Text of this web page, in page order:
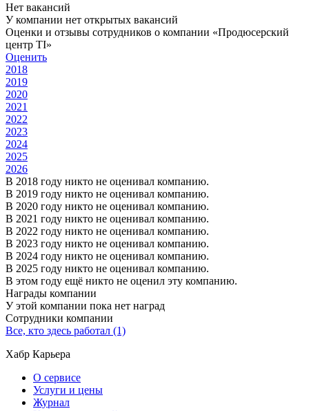
Нет вакансий
У компании нет открытых вакансий
Оценки и отзывы сотрудников о компании «Продюсерский
центр TI»
Оценить
2018
2019
2020
2021
2022
2023
2024
2025
2026
В 2018 году никто не оценивал компанию.
В 2019 году никто не оценивал компанию.
В 2020 году никто не оценивал компанию.
В 2021 году никто не оценивал компанию.
В 2022 году никто не оценивал компанию.
В 2023 году никто не оценивал компанию.
В 2024 году никто не оценивал компанию.
В 2025 году никто не оценивал компанию.
В этом году ещё никто не оценил эту компанию.
Награды компании
У этой компании пока нет наград
Сотрудники компании
Все, кто здесь работал (1)
Хабр Карьера
О сервисе
Услуги и цены
Журнал